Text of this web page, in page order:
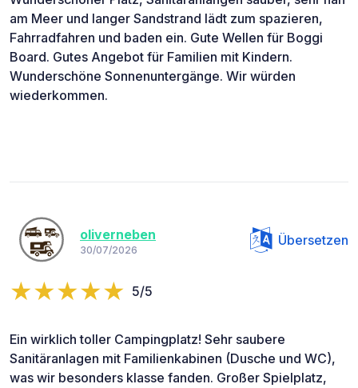
am Meer und langer Sandstrand lädt zum spazieren,
Fahrradfahren und baden ein. Gute Wellen für Boggi
Board. Gutes Angebot für Familien mit Kindern.
Wunderschöne Sonnenuntergänge. Wir würden
wiederkommen.
oliverneben
30/07/2026
Übersetzen
5/5
Ein wirklich toller Campingplatz! Sehr saubere
Sanitäranlagen mit Familienkabinen (Dusche und WC),
was wir besonders klasse fanden. Großer Spielplatz,